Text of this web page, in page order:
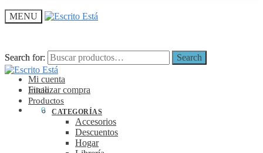
MENU
Search for: Search
Mi cuenta
Finalizar compra
0
Search for: Search
Inicio
Productos
CATEGORÍAS
Accesorios
Descuentos
Hogar